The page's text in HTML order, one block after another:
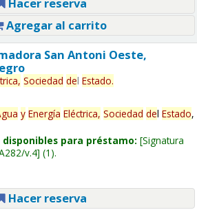
Agregar al carrito
San Antoni Oeste,
Sociedad del Estado.
y Energía Eléctrica, Sociedad del Estado,
disponibles para préstamo: Signatura
v.4 (1).
Hacer reserva